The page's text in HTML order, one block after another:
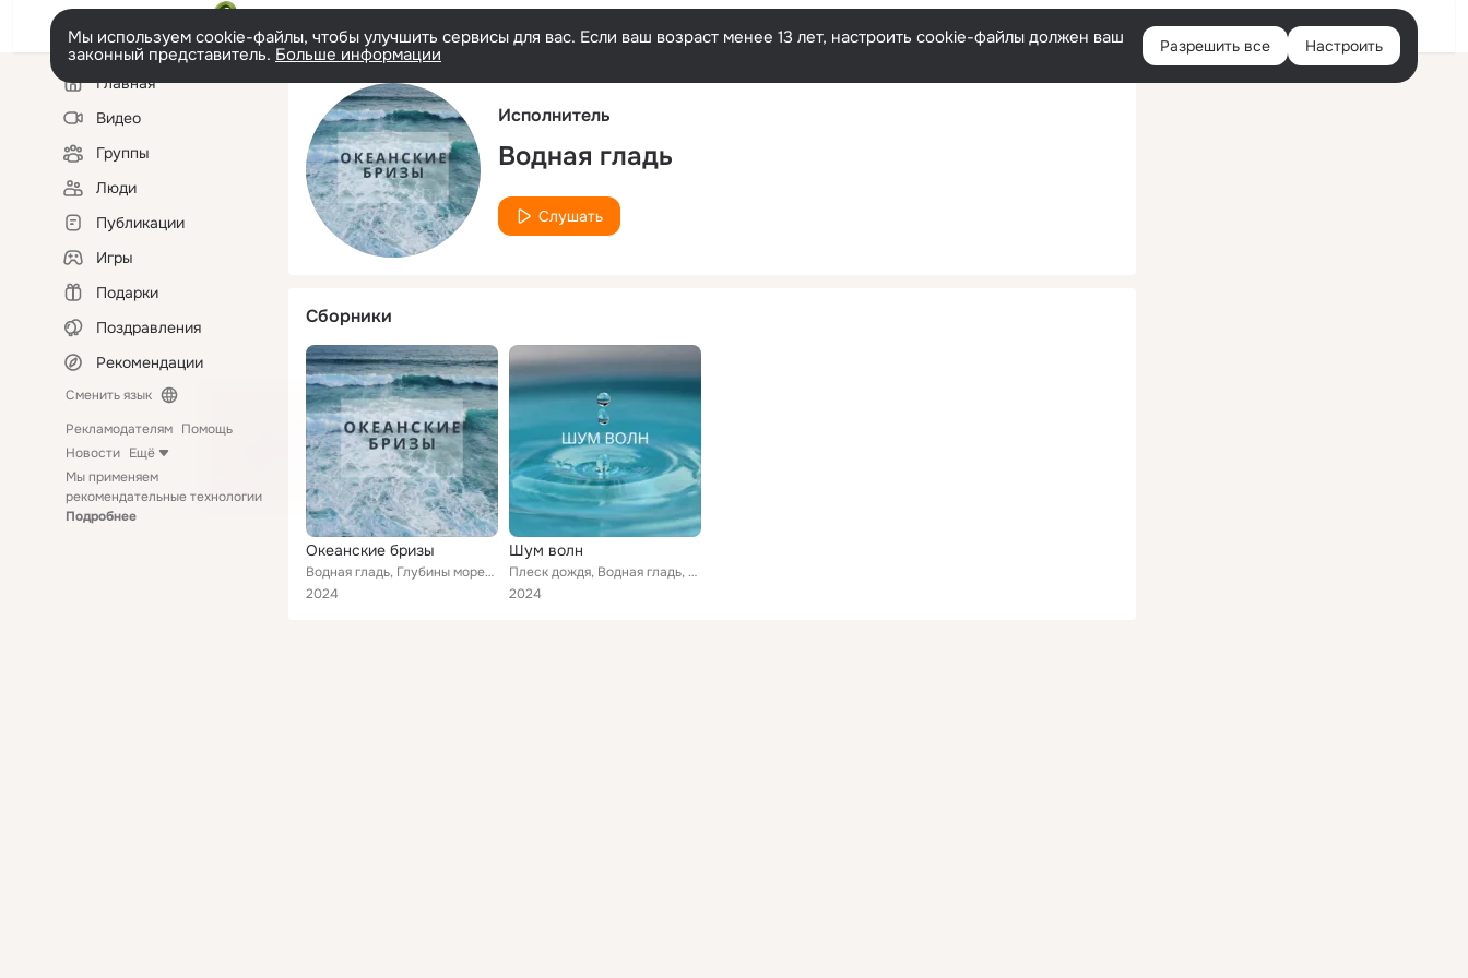
Русский Войти
Мы используем cookie-файлы, чтобы улучшить сервисы для вас. Если ваш возраст менее 13 лет, настроить cookie-файлы должен ваш
законный представитель. Больше информации Разрешить все Настроить
Левая
колонкаГлавная
Видео
Группы
Люди
Публикации
Игры
Подарки
Поздравления
Рекомендации
Сменить язык
Рекламодателям Помощь
Новости Ещё
Мы применяем
рекомендательные технологии
Подробнее
Исполнитель
Водная гладь
Слушать
Сборники
Океанские бризы
Водная гладь, Глубины морей, Пляжные волны
2024
Шум волн
Плеск дождя, Водная гладь, Лёгкий дождик
2024